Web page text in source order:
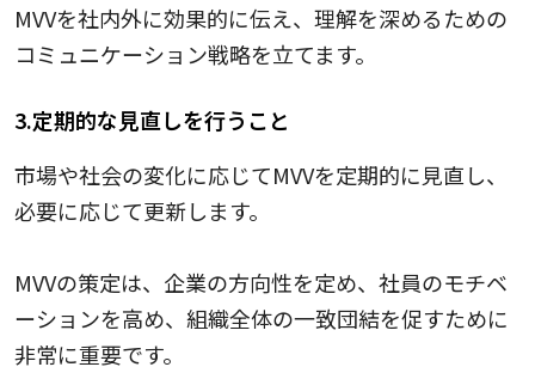
MVVを社内外に効果的に伝え、理解を深めるための
コミュニケーション戦略を立てます。
3.定期的な見直しを行うこと
市場や社会の変化に応じてMVVを定期的に見直し、
必要に応じて更新します。
MVVの策定は、企業の方向性を定め、社員のモチベ
ーションを高め、組織全体の一致団結を促すために
非常に重要です。